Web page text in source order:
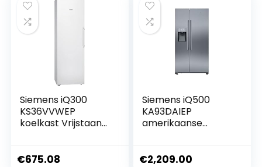
Siemens iQ300
KS36VVWEP
koelkast Vrijstaand
€675.08
Siemens iQ500
KA93DAIEP
amerikaanse
Roestvrijstaal
€2,209.00